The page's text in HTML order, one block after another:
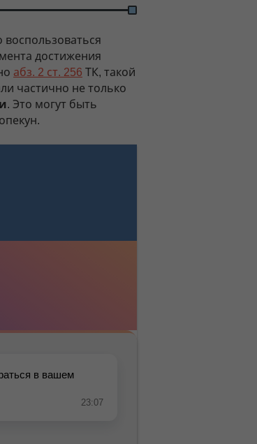
достижения
абз. 2 ст. 256 ТК, такой
частично не только
. Это могут быть